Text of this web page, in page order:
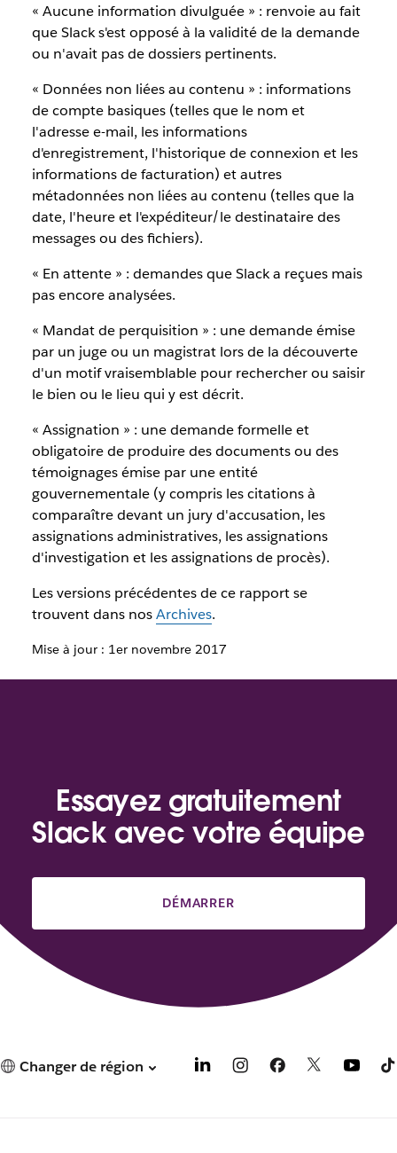
« Aucune information divulguée » : renvoie au fait
que Slack s'est opposé à la validité de la demande
ou n'avait pas de dossiers pertinents.
« Données non liées au contenu » : informations
de compte basiques (telles que le nom et
l'adresse e-mail, les informations
d'enregistrement, l'historique de connexion et les
informations de facturation) et autres
métadonnées non liées au contenu (telles que la
date, l'heure et l'expéditeur/le destinataire des
messages ou des fichiers).
« En attente » : demandes que Slack a reçues mais
pas encore analysées.
« Mandat de perquisition » : une demande émise
par un juge ou un magistrat lors de la découverte
d'un motif vraisemblable pour rechercher ou saisir
le bien ou le lieu qui y est décrit.
« Assignation » : une demande formelle et
obligatoire de produire des documents ou des
témoignages émise par une entité
gouvernementale (y compris les citations à
comparaître devant un jury d'accusation, les
assignations administratives, les assignations
d'investigation et les assignations de procès).
Les versions précédentes de ce rapport se
trouvent dans nosArchives.
Mise à jour : 1er novembre 2017
Essayez gratuitement
Slack avec votre équipe
DÉMARRER
Changer de région